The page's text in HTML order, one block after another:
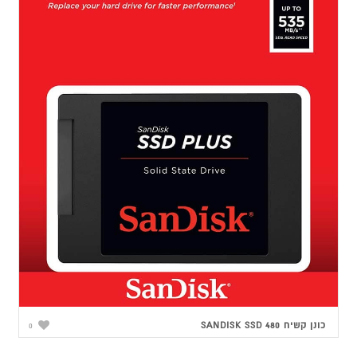
0 כונן קשיח SANDISK SSD 480